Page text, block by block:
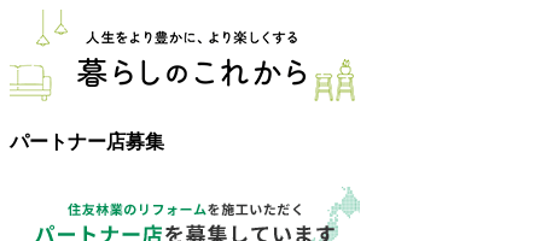
パートナー店募集